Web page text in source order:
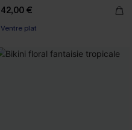
42,00 €
Ventre plat